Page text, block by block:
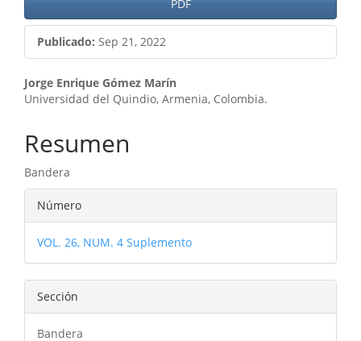
PDF
Publicado: Sep 21, 2022
Contenido
principal
del
artículo
Jorge Enrique Gómez Marín
Universidad del Quindio, Armenia, Colombia.
Resumen
Bandera
Detalles
del
artículo
Número
VOL. 26, NUM. 4 Suplemento
Sección
Bandera